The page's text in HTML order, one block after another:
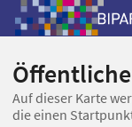
Auf dieser Karte
die einen